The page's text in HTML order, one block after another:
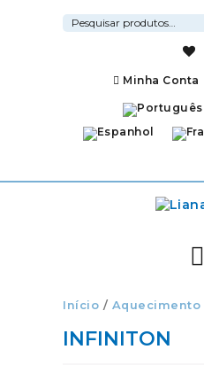
Pesquisar
por:
Minha Conta
Início / Aquecimento
INFINITON